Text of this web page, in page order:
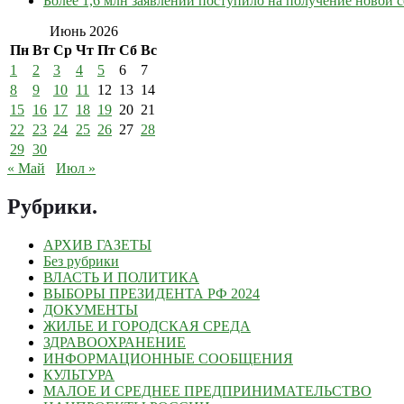
Июнь 2026
Пн Вт Ср Чт Пт Сб Вс
1
2 3 4 5 6
7
8
9 10 11 12 13 14
15 16 17 18 19 20 21
22 23 24 25 26 27 28
29 30
« Май
Июл »
Рубрики.
АРХИВ ГАЗЕТЫ
Без рубрики
ВЛАСТЬ И ПОЛИТИКА
ВЫБОРЫ ПРЕЗИДЕНТА РФ 2024
ДОКУМЕНТЫ
ЖИЛЬЕ И ГОРОДСКАЯ СРЕДА
ЗДРАВООХРАНЕНИЕ
ИНФОРМАЦИОННЫЕ СООБЩЕНИЯ
КУЛЬТУРА
МАЛОЕ И СРЕДНЕЕ ПРЕДПРИНИМАТЕЛЬСТВО